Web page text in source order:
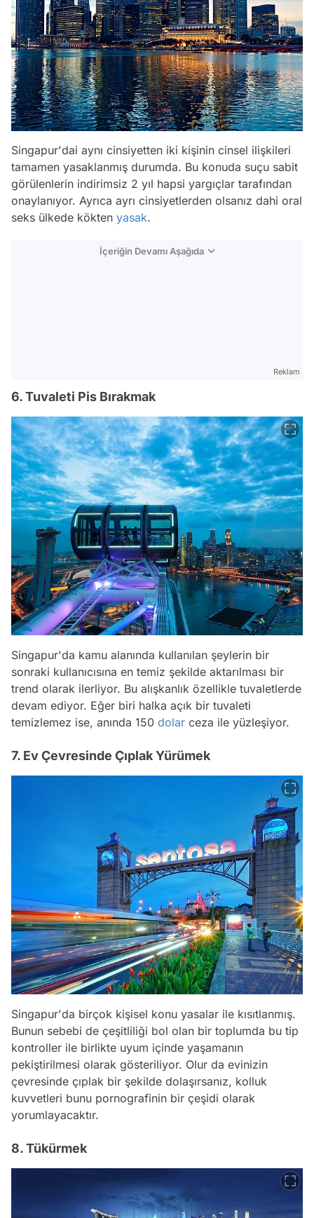
Singapur'dai aynı cinsiyetten iki kişinin cinsel ilişkileri
tamamen yasaklanmış durumda. Bu konuda suçu sabit
görülenlerin indirimsiz 2 yıl hapsi yargıçlar tarafından
onaylanıyor. Ayrıca ayrı cinsiyetlerden olsanız dahi oral
seks ülkede kökten yasak.
İçeriğin Devamı Aşağıda
Reklam
6. Tuvaleti Pis Bırakmak
Singapur'da kamu alanında kullanılan şeylerin bir
sonraki kullanıcısına en temiz şekilde aktarılması bir
trend olarak ilerliyor. Bu alışkanlık özellikle tuvaletlerde
devam ediyor. Eğer biri halka açık bir tuvaleti
temizlemez ise, anında 150 dolar ceza ile yüzleşiyor.
7. Ev Çevresinde Çıplak Yürümek
Singapur'da birçok kişisel konu yasalar ile kısıtlanmış.
Bunun sebebi de çeşitliliği bol olan bir toplumda bu tip
kontroller ile birlikte uyum içinde yaşamanın
pekiştirilmesi olarak gösteriliyor. Olur da evinizin
çevresinde çıplak bir şekilde dolaşırsanız, kolluk
kuvvetleri bunu pornografinin bir çeşidi olarak
yorumlayacaktır.
8. Tükürmek